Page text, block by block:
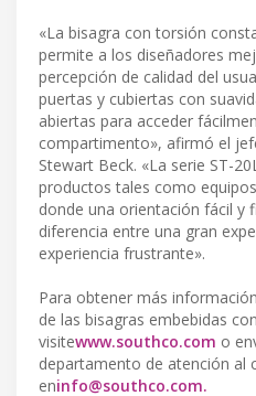
«La bisagra con torsión
permite a los diseñadores
percepción de calidad del
puertas y cubiertas con
abiertas para acceder
compartimento», afirmó el
Stewart Beck. «La serie ST-
productos tales como
donde una orientación fácil y
diferencia entre una gran
experiencia frustrante».
Para obtener más
de las bisagras embebidas
visitewww.southco.com o
departamento de atención al
eninfo@southco.com.